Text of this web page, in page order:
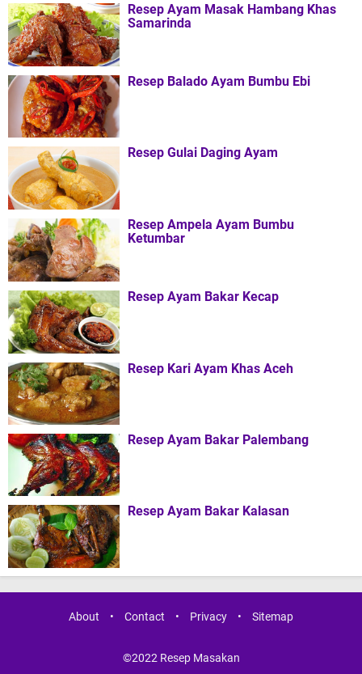
Resep Ayam Masak Hambang Khas
Samarinda
Resep Balado Ayam Bumbu Ebi
Resep Gulai Daging Ayam
Resep Ampela Ayam Bumbu
Ketumbar
Resep Ayam Bakar Kecap
Resep Kari Ayam Khas Aceh
Resep Ayam Bakar Palembang
Resep Ayam Bakar Kalasan
About • Contact • Privacy • Sitemap
©2022 Resep Masakan